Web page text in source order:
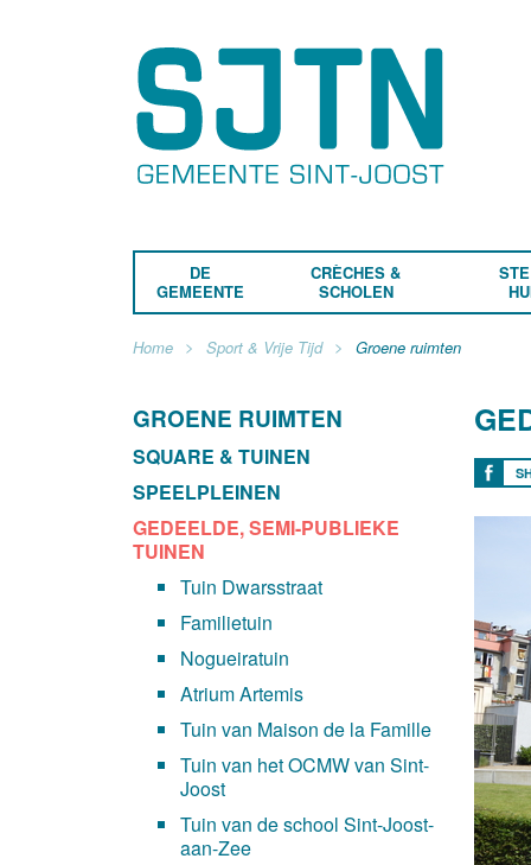
DE
GEMEENTE
CRÈCHES &
SCHOLEN
Home Sport & Vrije Tijd Groene ruimten
GROENE RUIMTEN
SQUARE & TUINEN
SPEELPLEINEN
GEDEELDE, SEMI-PUBLIEKE
TUINEN
Tuin Dwarsstraat
Familietuin
Nogueiratuin
Atrium Artemis
Tuin van Maison de la Famille
Tuin van het OCMW van Sint-
Joost
Tuin van de school Sint-Joost-
aan-Zee